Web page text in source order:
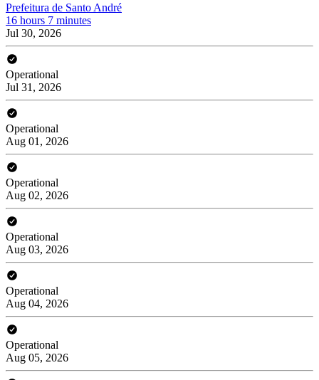
Prefeitura de Santo André
16 hours 7 minutes
Jul 30, 2026
Operational
Jul 31, 2026
Operational
Aug 01, 2026
Operational
Aug 02, 2026
Operational
Aug 03, 2026
Operational
Aug 04, 2026
Operational
Aug 05, 2026